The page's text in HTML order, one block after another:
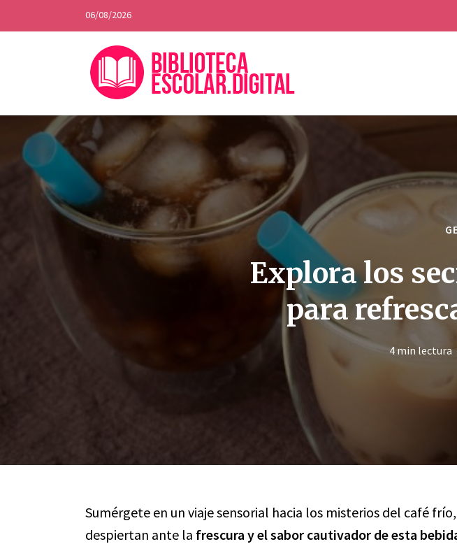
06/08/2026
Explora los
para
4 min lectura
Sumérgete en un viaje sensorial hacia los misterios del café
despiertan ante la frescura y el sabor cautivador de esta